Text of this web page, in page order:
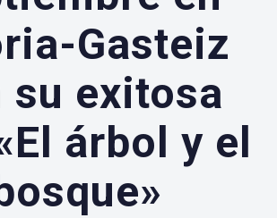
Gasteiz
su exitosa
árbol y el